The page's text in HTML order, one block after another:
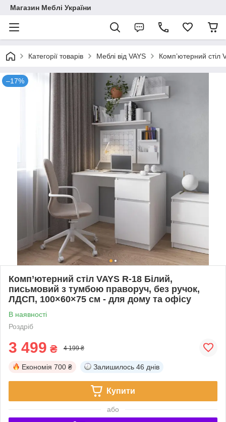
Магазин Меблі України
Категорії товарів Меблі від VAYS Комп’ютерний
–17%
Комп’ютерний стіл VAYS R-18 Білий,
письмовий з тумбою праворуч, без ручок,
ЛДСП, 100×60×75 см - для дому та офісу
В наявності
Роздріб
3 499 ₴ 4 199 ₴
Економія 700 ₴ Залишилось 46 днів
Купити
або